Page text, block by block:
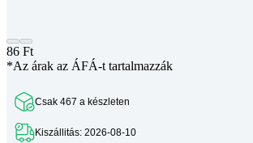
86 Ft
*Az árak az ÁFÁ-t tartalmazzák
Csak 467 a készleten
Kiszállitás: 2026-08-10